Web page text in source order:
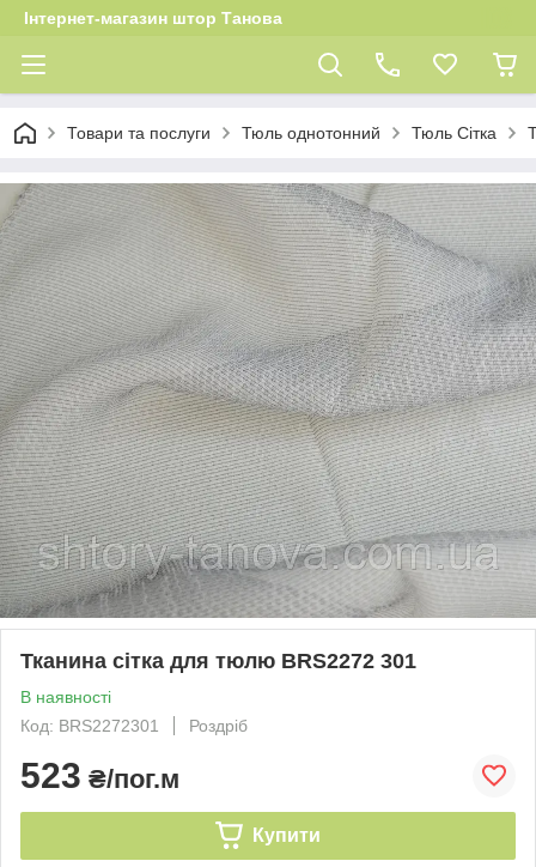
Інтернет-магазин штор Танова
Товари та послуги Тюль однотонний Тюль Сітка
Тканина сітка для тюлю BRS2272 301
В наявності
Код: BRS2272301
Роздріб
523 ₴/пог.м
Купити